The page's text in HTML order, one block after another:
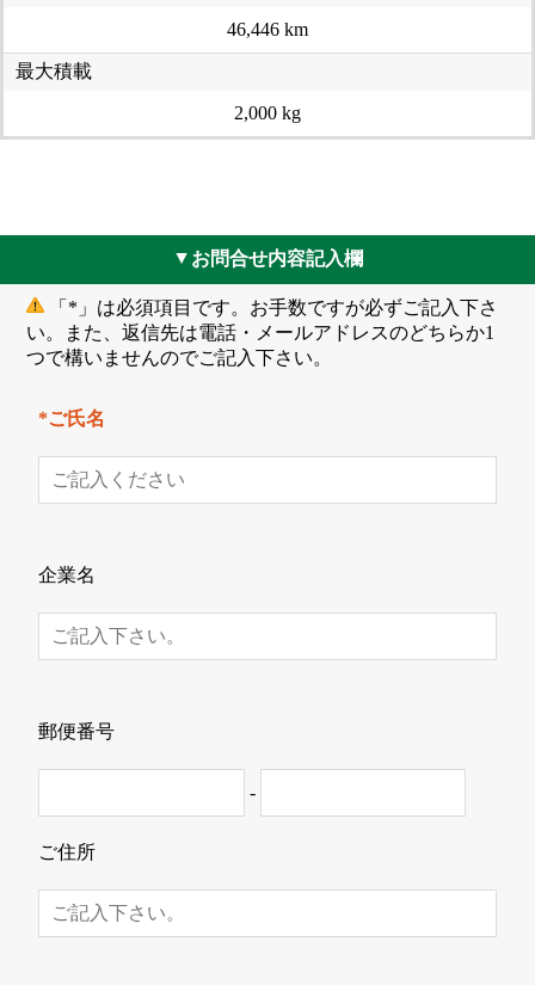
46,446 km
最大積載
2,000 kg
▲ お問合せ内容記入欄
「*」は必須項目です。お手数ですが必ずご記入下さ
い。また、返信先は電話・メールアドレスのどちらか1
つで構いませんのでご記入下さい。
*ご氏名
企業名
郵便番号
-
ご住所